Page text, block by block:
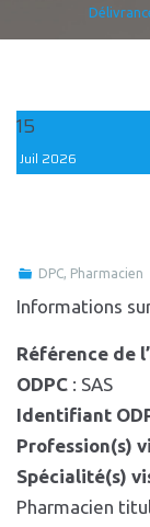
15
Juil 2026
DPC, Pharmacien
Informations
Référence de
ODPC : SAS
Identifiant
Profession(s)
Spécialité(s)
Pharmacien